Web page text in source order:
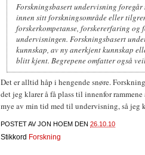
Forskningsbasert undervisning
innen sitt forskningsområde eller
forskerkompetanse, forskererfaring og
undervisningen. Forskningsbasert
kunnskap, av ny anerkjent kunnskap
blitt kjent. Begrepene omfatter også
Det er alltid håp i hengende snøre.
det jeg klarer å få plass til innenfor
mye av min tid med til undervisning, så jeg
POSTET AVJON HOEM DEN 26.10.10
Stikkord Forskning